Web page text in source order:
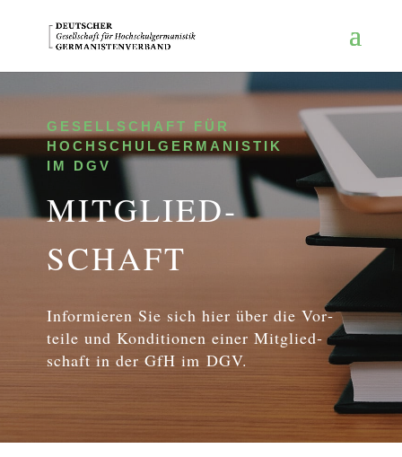
GESELLSCHAFT FÜR
HOCHSCHULGERMANISTIK
IM DGV
MIT­GLIED­
SCHAFT
In­for­mie­ren Sie sich hier über die Vor­
tei­le und Kon­di­tio­nen einer Mit­glied­
schaft in der GfH im DGV.